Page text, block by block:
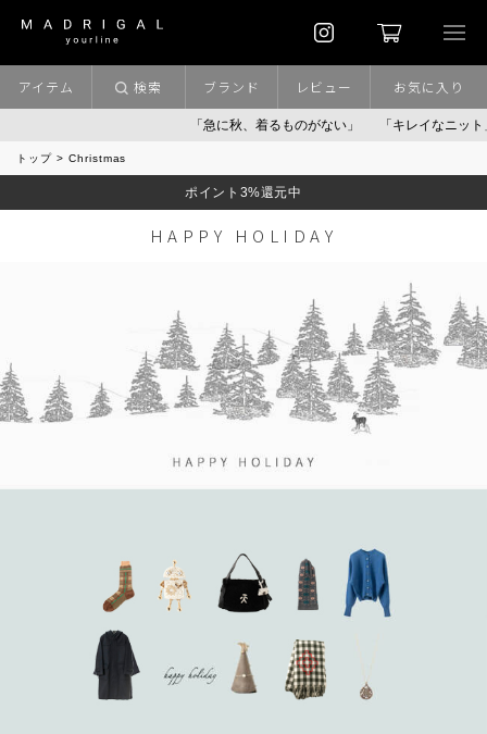
「急に秋、着るものがない」 「キレイなニット」
アイテム 検索 ブランド レビュー お気に入り
トップ Christmas
ポイント3%還元中
HAPPY HOLIDAY